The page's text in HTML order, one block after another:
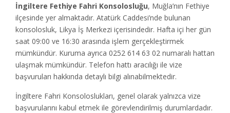
İngiltere Fethiye Fahri Konsolosluğu, Muğla’nın Fethiye
ilçesinde yer almaktadır. Atatürk Caddesi’nde bulunan
konsolosluk, Likya İş Merkezi içerisindedir. Hafta içi her gün
saat 09:00 ve 16:30 arasında işlem gerçekleştirmek
mümkündür. Kuruma ayrıca 0252 614 63 02 numaralı hattan
ulaşmak mümkündür. Telefon hattı aracılığı ile vize
başvuruları hakkında detaylı bilgi alınabilmektedir.
İngiltere Fahri Konsoloslukları, genel olarak yalnızca vize
başvurularını kabul etmek ile görevlendirilmiş durumlardadır.